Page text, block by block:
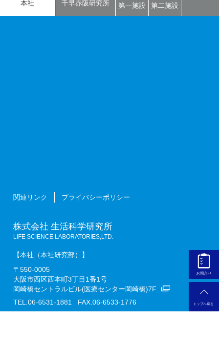
トップへ戻る
お問合せ
本社 千早赤阪研究所 第一施設 第二施設
関連リンク プライバシーポリシー
株式会社 生活科学研究所
LIFE SCIENCE LABORATORIES,LTD.
【本社（本社研究部）】
〒550-0005
大阪市西区西本町3丁目1番1号
岡崎橋セントラルビル(医療センター岡崎橋)7F
TEL.06-6531-1881
FAX.06-6533-1776